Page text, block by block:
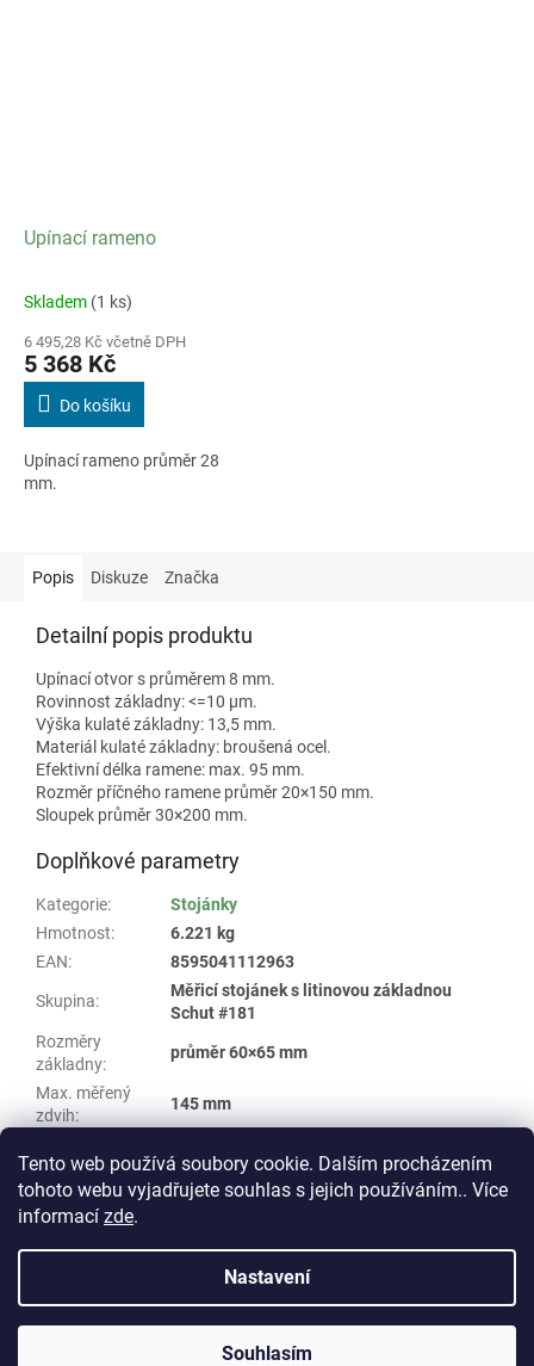
Tento web používá soubory cookie. Dalším procházením
tohoto webu vyjadřujete souhlas s jejich používáním.. Více
informací zde.
Nastavení
Souhlasím
Upínací rameno
Skladem (1 ks)
6 495,28 Kč včetně DPH
5 368 Kč
Do košíku
Upínací rameno průměr 28
mm.
Popis Diskuze Značka
Detailní popis produktu
Upínací otvor s průměrem 8 mm.
Rovinnost základny: <=10 µm.
Výška kulaté základny: 13,5 mm.
Materiál kulaté základny: broušená ocel.
Efektivní délka ramene: max. 95 mm.
Rozměr příčného ramene průměr 20×150 mm.
Sloupek průměr 30×200 mm.
Doplňkové parametry
Kategorie:
Stojánky
Hmotnost:
6.221 kg
EAN: 8595041112963
Skupina:
Měřicí stojánek s litinovou základnou
Schut #181
Rozměry
základny:
průměr 60×65 mm
Max. měřený
zdvih:
145 mm
vyhrazena.